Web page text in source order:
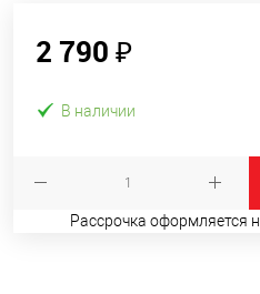
2 790 ₽
В наличии
Рассрочка оформляется